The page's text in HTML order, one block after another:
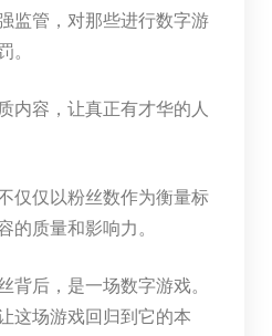
监管，对那些进行数字游
。
内容，让真正有才华的人
仅仅以粉丝数作为衡量标
的质量和影响力。
背后，是一场数字游戏。
这场游戏回归到它的本